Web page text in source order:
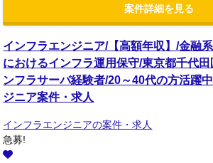
案件詳細を見る
インフラエンジニア/【高額年収】/金融
におけるインフラ運用保守/東京都千代
ンフラサーバ経験者/20～40代の方活躍
ジニア案件・求人
インフラエンジニアの案件・求人
急募!